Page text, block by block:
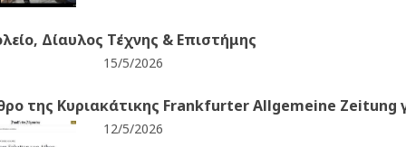
Δίαυλος Τέχνης & Επιστήμης
15/5/2026
της Κυριακάτικης Frankfurter Allgemeine Zeitung
12/5/2026